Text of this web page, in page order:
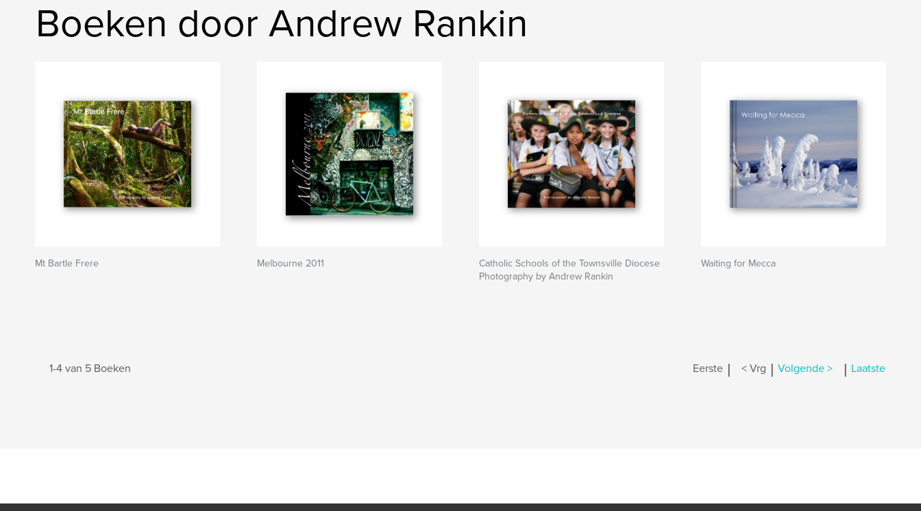
Boeken door Andrew Rankin
Mt Bartle Frere Melbourne 2011
Catholic Schools of the Townsville Diocese
Photography by Andrew Rankin
Waiting for Mecca
1-4 van 5 Boeken Eerste | < Vrg | Volgende > | Laatste